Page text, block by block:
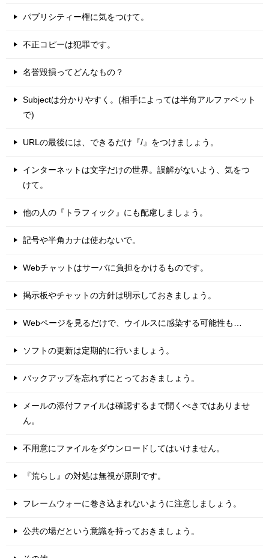
パブリシティー権に気をつけて。
不正コピーは犯罪です。
名誉毀損ってどんなもの？
Subjectは分かりやすく。(相手によっては半角アルファベット
で)
URLの最後には、できるだけ『/』をつけましょう。
インターネットは文字だけの世界。誤解がないよう、気をつ
けて。
他の人の『トラフィック』にも配慮しましょう。
記号や半角カナは使わないで。
Webチャットはサーバに負担をかけるものです。
掲示板やチャットの方針は明示しておきましょう。
Webページを見るだけで、ウイルスに感染する可能性も…
ソフトの更新は定期的に行いましょう。
バックアップを忘れずにとっておきましょう。
メールの添付ファイルは確認するまで開くべきではありませ
ん。
不用意にファイルをダウンロードしてはいけません。
『荒らし』の対処は無視が原則です。
フレームウォーに巻き込まれないように注意しましょう。
公共の場だという意識を持っておきましょう。